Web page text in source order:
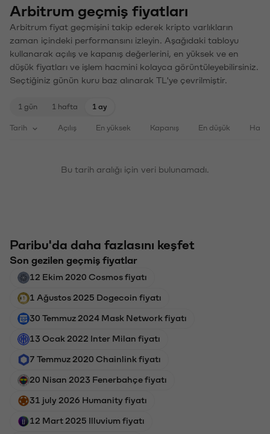
Arbitrum geçmiş fiyatları
Arbitrum fiyat geçmişini takip ederek kripto varlıkların
zaman içindeki performansını izleyin. Aşağıdaki tabloyu
kullanarak açılış ve kapanış değerlerini, en yüksek ve en
düşük fiyatları ve işlem hacmini kolayca görüntüleyebilirsiniz.
Seçtiğiniz günün kuru baz alınarak TL'ye çevrilmiştir.
1 gün 1 hafta 1 ay
Tarih Açılış En yüksek Kapanış En düşük
Bu tarih aralığı için veri bulunamadı.
Paribu'da daha fazlasını keşfet
Son gezilen geçmiş fiyatlar
12 Ekim 2020 Cosmos fiyatı
1 Ağustos 2025 Dogecoin fiyatı
30 Temmuz 2024 Mask Network fiyatı
13 Ocak 2022 Inter Milan fiyatı
7 Temmuz 2020 Chainlink fiyatı
20 Nisan 2023 Fenerbahçe fiyatı
31 july 2026 Humanity fiyatı
12 Mart 2025 Illuvium fiyatı